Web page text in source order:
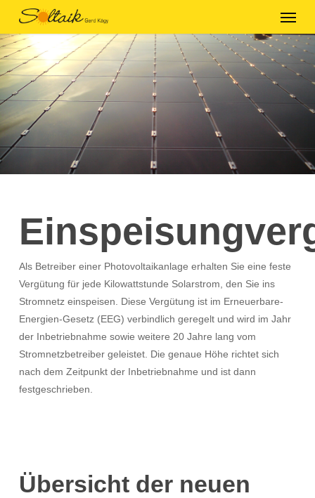
main
content
Menu
Als Betreiber einer Photovoltaikanlage erhalten Sie eine feste
Vergütung für jede Kilowattstunde Solarstrom, den Sie ins
Stromnetz einspeisen. Diese Vergütung ist im Erneuerbare-
Energien-Gesetz (EEG) verbindlich geregelt und wird im Jahr
der Inbetriebnahme sowie weitere 20 Jahre lang vom
Stromnetzbetreiber geleistet. Die genaue Höhe richtet sich
nach dem Zeitpunkt der Inbetriebnahme und ist dann
festgeschrieben.
Übersicht der neuen